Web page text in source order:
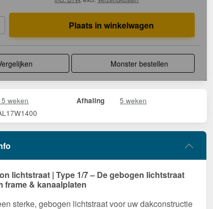
Plaats in winkelwagen
Monster bestellen
weken Afhaling 5 weken
lichtstraat | Type 1/7 – De gebogen lichtstraat
frame & kanaalplaten
sterke, gebogen lichtstraat voor uw dakconstructie